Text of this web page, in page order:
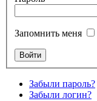
Запомнить меня
Забыли пароль?
Забыли логин?